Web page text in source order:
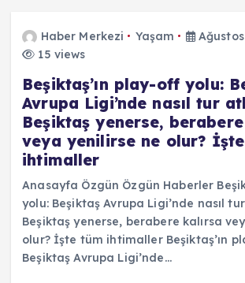
Haber Merkezi Yaşam
Ağustos
15 views
Beşiktaş’ın play-off yolu:
Avrupa Ligi’nde nasıl tur
Beşiktaş yenerse,
veya yenilirse ne olur?
ihtimaller
Anasayfa Özgün Özgün Haberler
yolu: Beşiktaş Avrupa Ligi’nde nasıl
Beşiktaş yenerse, berabere kalırsa
olur? İşte tüm ihtimaller Beşiktaş’ın
Beşiktaş Avrupa Ligi’nde…